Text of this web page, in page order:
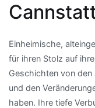
Einheimische,
für ihren Stolz auf
Geschichten von den
und den
haben. Ihre tiefe